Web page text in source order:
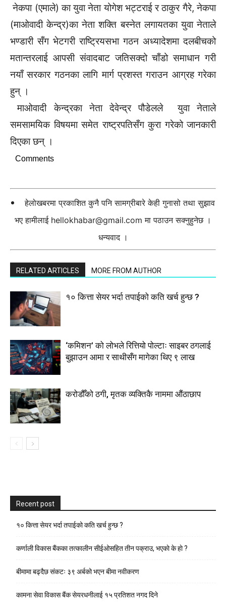
नेकपा (एमाले) का युवा नेता योगेश भट्टराई र ठाकुर गैरे, नेकपा
(माओवादी केन्द्र)का नेता शक्ति बस्नेत लगायतका युवा नेताले
भण्डारी सँग भेटगरी राष्ट्रियसभा गठन अध्यादेशमा दलबीचको
मतान्तरलाई आपसी संवादबाट जतिसक्दो चाँडो समाधान गरी
नयाँ सरकार गठनका लागि मार्ग प्रशस्त गराउन आग्रह गरेका
हुन् ।
माओवादी केन्द्रका नेता देवेन्द्र पौडेलले युवा नेताले
समसामयिक विषयमा समेत राष्ट्रपतिसँग कुरा गरेको जानकारी
दिएका छन् ।
Comments
हेलोखबरमा प्रकाशित कुनै पनि सामग्रीबारे केही गुनासो तथा सुझाव
भए हामीलाई hellokhabar@gmail.com मा पठाउन सक्नुहुनेछ ।
धन्यवाद ।
RELATED ARTICLES MORE FROM AUTHOR
१० कित्ता सेयर भर्दा तपाईको कति खर्च हुन्छ ?
‘कमिशन’ को लोभले रित्तियो पोल्टाः साइबर ठगलाई
बुझाउन आमा र साथीसँग मागेका थिए ९ लाख
करोडौँको ठगी, मृतक व्यक्तिकै नाममा औंठाछाप
Recent post
१० कित्ता सेयर भर्दा तपाईको कति खर्च हुन्छ ?
कर्णाली विकास बैंकका तत्कालीन सीईओसहित तीन पक्राउ, भएकाे के हाे ?
बीमामा बढ्दैछ संकटः ३९ अर्बको भएन बीमा नवीकरण
कामना सेवा विकास बैंक सेयरधनीलाई १५ प्रतिशत नगद दिने